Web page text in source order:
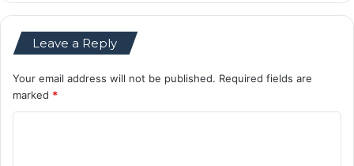
Leave a Reply
Your email address will not be published. Required fields are
marked *